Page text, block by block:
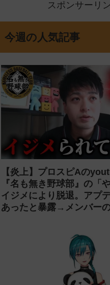
スポンサーリ
今週の人気記事
【炎上】プロスピAの
『名も無き野球部』の「
イジメにより脱退。アプ
あったと暴露→メンバー